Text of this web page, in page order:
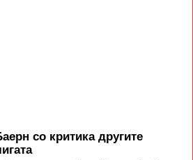
со критика другите